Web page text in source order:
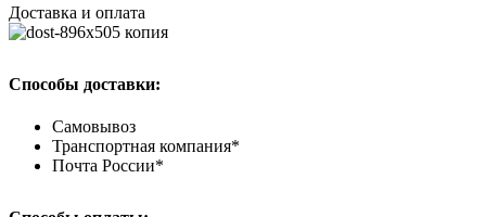
Доставка и оплата
Способы доставки:
Самовывоз
Транспортная компания*
Почта России*